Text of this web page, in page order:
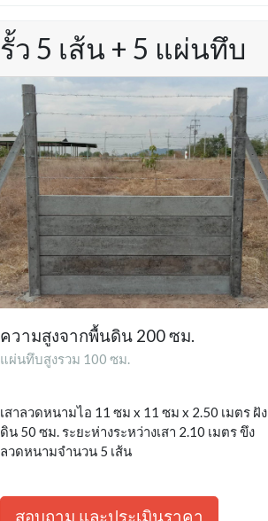
รั้ว 5 เส้น + 5 แผ่นทึบ
ความสูงจากพื้นดิน 200 ซม.
แผ่นทึบสูงรวม 100 ซม.
เสาลวดหนามไอ 11 ซม x 11 ซม x 2.50 เมตร ฝัง
ดิน 50 ซม. ระยะห่างระหว่างเสา 2.10 เมตร ขึง
ลวดหนามจำนวน 5 เส้น
สอบถาม และประเมินราคา